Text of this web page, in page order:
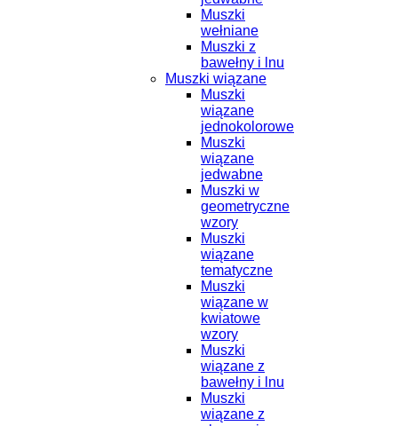
Muszki
wełniane
Muszki z
bawełny i lnu
Muszki wiązane
Muszki
wiązane
jednokolorowe
Muszki
wiązane
jedwabne
Muszki w
geometryczne
wzory
Muszki
wiązane
tematyczne
Muszki
wiązane w
kwiatowe
wzory
Muszki
wiązane z
bawełny i lnu
Muszki
wiązane z